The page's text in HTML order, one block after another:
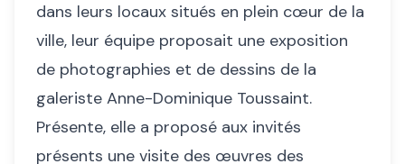
dans leurs locaux situés en plein cœur de la
ville, leur équipe proposait une exposition
de photographies et de dessins de la
galeriste Anne-Dominique Toussaint.
Présente, elle a proposé aux invités
présents une visite des œuvres des